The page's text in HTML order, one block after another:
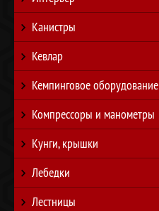
Канистры
Кевлар
Кемпинговое оборудование
Компрессоры и манометры
Кунги, крышки
Лебедки
Лестницы